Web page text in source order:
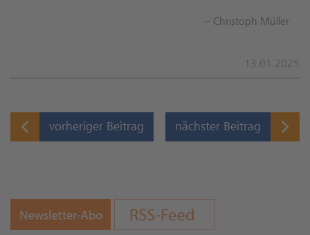
-- Christoph Müller
13.01.2025
vorheriger Beitrag nächster Beitrag